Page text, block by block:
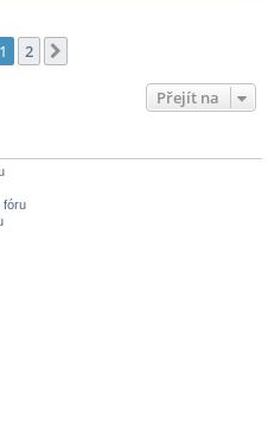
1 2
Přejít na
fóru